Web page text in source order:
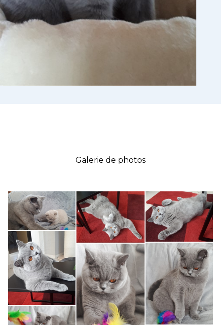
Galerie de photos